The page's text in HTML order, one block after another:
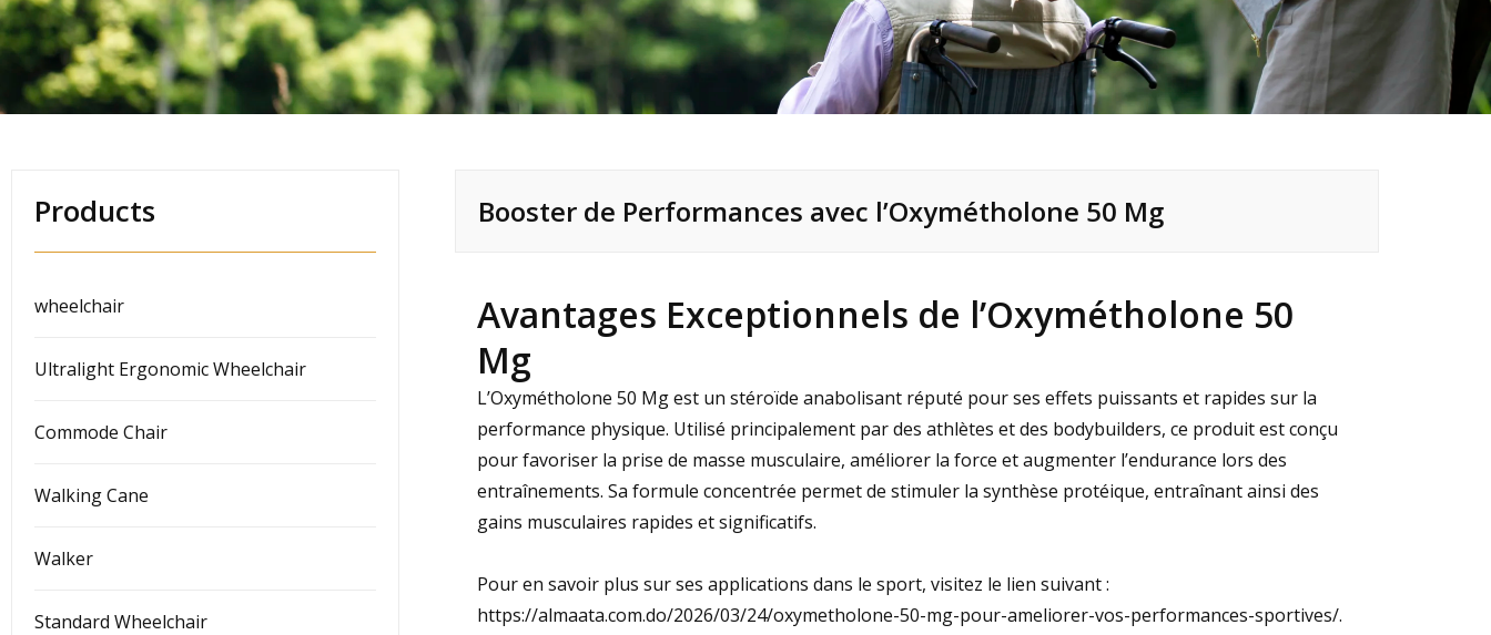
Products
wheelchair
Ultralight Ergonomic Wheelchair
Commode Chair
Walking Cane
Walker
Standard Wheelchair
Booster de Performances avec l’Oxymétholone 50 Mg
Avantages Exceptionnels de l’Oxymétholone 50
Mg
L’Oxymétholone 50 Mg est un stéroïde anabolisant réputé pour ses effets puissants et rapides sur la
performance physique. Utilisé principalement par des athlètes et des bodybuilders, ce produit est conçu
pour favoriser la prise de masse musculaire, améliorer la force et augmenter l’endurance lors des
entraînements. Sa formule concentrée permet de stimuler la synthèse protéique, entraînant ainsi des
gains musculaires rapides et significatifs.
Pour en savoir plus sur ses applications dans le sport, visitez le lien suivant :
https://almaata.com.do/2026/03/24/oxymetholone-50-mg-pour-ameliorer-vos-performances-sportives/.